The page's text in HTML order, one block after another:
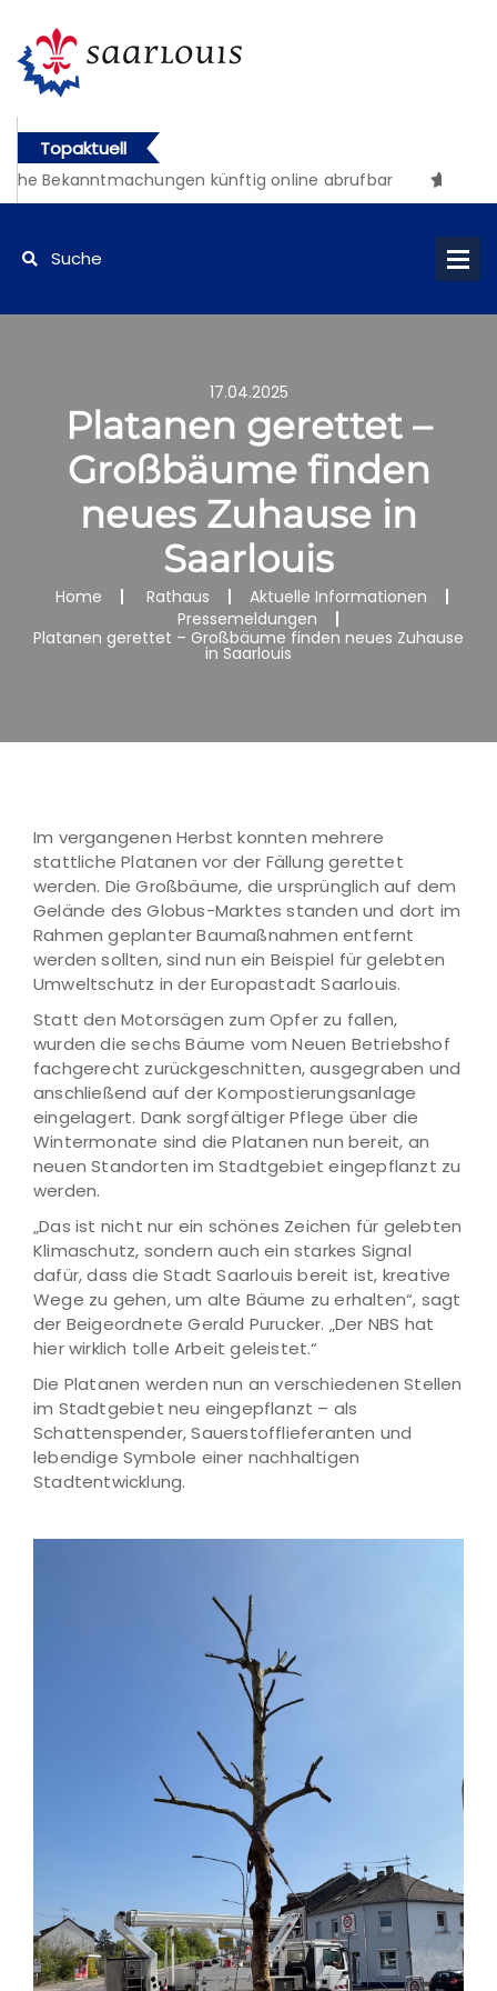
Topaktuell
Bekanntmachungen künftig online abrufbar
17.04.2025
Platanen gerettet –
Großbäume finden
neues Zuhause in
Saarlouis
Home Rathaus
Aktuelle Informationen
Pressemeldungen
Platanen gerettet – Großbäume finden neues Zuhause
in Saarlouis
Im vergangenen Herbst konnten mehrere
stattliche Platanen vor der Fällung gerettet
werden. Die Großbäume, die ursprünglich auf dem
Gelände des Globus-Marktes standen und dort im
Rahmen geplanter Baumaßnahmen entfernt
werden sollten, sind nun ein Beispiel für gelebten
Umweltschutz in der Europastadt Saarlouis.
Statt den Motorsägen zum Opfer zu fallen,
wurden die sechs Bäume vom Neuen Betriebshof
fachgerecht zurückgeschnitten, ausgegraben und
anschließend auf der Kompostierungsanlage
eingelagert. Dank sorgfältiger Pflege über die
Wintermonate sind die Platanen nun bereit, an
neuen Standorten im Stadtgebiet eingepflanzt zu
werden.
„Das ist nicht nur ein schönes Zeichen für gelebten
Klimaschutz, sondern auch ein starkes Signal
dafür, dass die Stadt Saarlouis bereit ist, kreative
Wege zu gehen, um alte Bäume zu erhalten“, sagt
der Beigeordnete Gerald Purucker. „Der NBS hat
hier wirklich tolle Arbeit geleistet.“
Die Platanen werden nun an verschiedenen Stellen
im Stadtgebiet neu eingepflanzt – als
Schattenspender, Sauerstofflieferanten und
lebendige Symbole einer nachhaltigen
Stadtentwicklung.